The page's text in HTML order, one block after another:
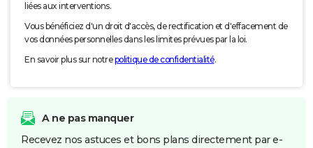
liées aux interventions.
Vous bénéficiez d'un droit d'accès, de rectification et d'effacement de
vos données personnelles dans les limites prévues par la loi.
En savoir plus sur notrepolitique de confidentialité.
A ne pas manquer
Recevez nos astuces et bons plans directement par e-